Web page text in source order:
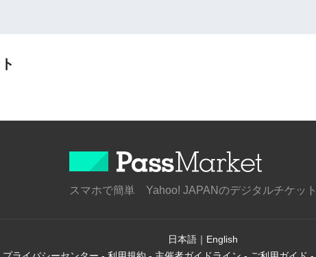
スマホで簡単 Yahoo! JAPANのデジタルチケット
日本語 ｜ English